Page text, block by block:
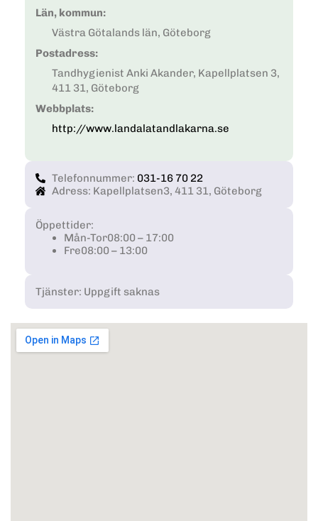
Län, kommun:
Västra Götalands län, Göteborg
Postadress:
Tandhygienist Anki Akander, Kapellplatsen 3,
411 31, Göteborg
Webbplats:
http://www.landalatandlakarna.se
Telefonnummer: 031-16 70 22
Adress: Kapellplatsen3, 411 31, Göteborg
Öppettider:
Mån-Tor08:00 – 17:00
Fre08:00 – 13:00
Tjänster: Uppgift saknas